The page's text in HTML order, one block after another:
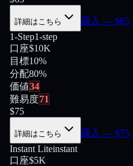
詳細はこちら 購入 — $65
1-Step1-step
口座$10K
目標10%
分配80%
価値34
難易度71
$75
詳細はこちら 購入 — $75
Instant Liteinstant
口座$5K